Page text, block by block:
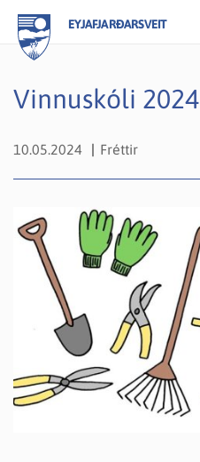
EYJAFJARÐARSVEIT
Vinnuskóli 2024
10.05.2024 Fréttir